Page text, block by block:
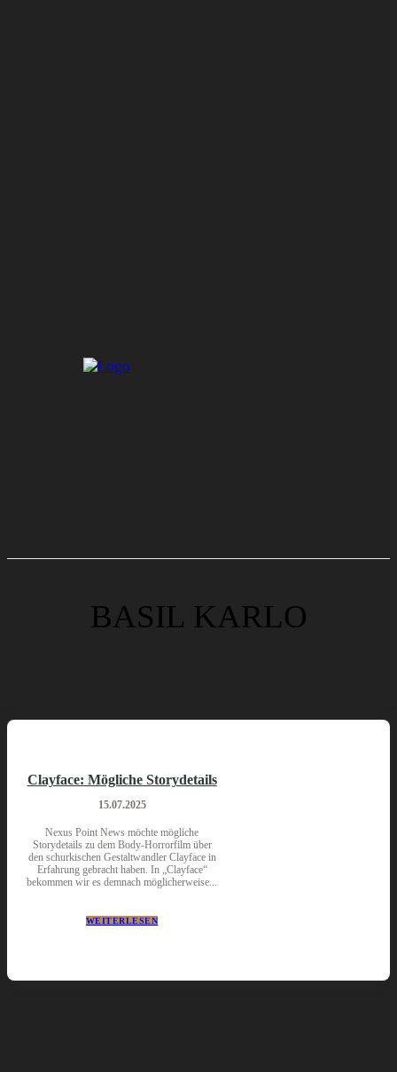
BASIL KARLO
Clayface: Mögliche Storydetails
15.07.2025
Nexus Point News möchte mögliche
Storydetails zu dem Body-Horrorfilm über
den schurkischen Gestaltwandler Clayface in
Erfahrung gebracht haben. In „Clayface“
bekommen wir es demnach möglicherweise...
WEITERLESEN